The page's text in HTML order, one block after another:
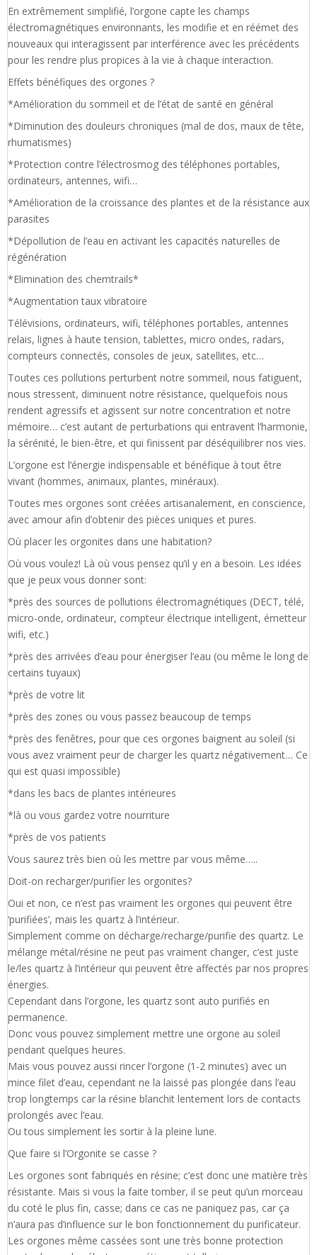
En extrêmement simplifié, l’orgone capte les champs
électromagnétiques environnants, les modifie et en réémet des
nouveaux qui interagissent par interférence avec les précédents
pour les rendre plus propices à la vie à chaque interaction.
Effets bénéfiques des orgones ?
*Amélioration du sommeil et de l’état de santé en général
*Diminution des douleurs chroniques (mal de dos, maux de tête,
rhumatismes)
*Protection contre l’électrosmog des téléphones portables,
ordinateurs, antennes, wifi…
*Amélioration de la croissance des plantes et de la résistance aux
parasites
*Dépollution de l’eau en activant les capacités naturelles de
régénération
*Elimination des chemtrails*
*Augmentation taux vibratoire
Télévisions, ordinateurs, wifi, téléphones portables, antennes
relais, lignes à haute tension, tablettes, micro ondes, radars,
compteurs connectés, consoles de jeux, satellites, etc…
Toutes ces pollutions perturbent notre sommeil, nous fatiguent,
nous stressent, diminuent notre résistance, quelquefois nous
rendent agressifs et agissent sur notre concentration et notre
mémoire… c’est autant de perturbations qui entravent l’harmonie,
la sérénité, le bien-être, et qui finissent par déséquilibrer nos vies.
L’orgone est l‘énergie indispensable et bénéfique à tout être
vivant (hommes, animaux, plantes, minéraux).
Toutes mes orgones sont créées artisanalement, en conscience,
avec amour afin d’obtenir des pièces uniques et pures.
Où placer les orgonites dans une habitation?
Où vous voulez! Là où vous pensez qu’il y en a besoin. Les idées
que je peux vous donner sont:
*près des sources de pollutions électromagnétiques (DECT, télé,
micro-onde, ordinateur, compteur électrique intelligent, émetteur
wifi, etc.)
*près des arrivées d’eau pour énergiser l’eau (ou même le long de
certains tuyaux)
*près de votre lit
*près des zones ou vous passez beaucoup de temps
*près des fenêtres, pour que ces orgones baignent au soleil (si
vous avez vraiment peur de charger les quartz négativement… Ce
qui est quasi impossible)
*dans les bacs de plantes intérieures
*là ou vous gardez votre nourriture
*près de vos patients
Vous saurez très bien où les mettre par vous même…..
Doit-on recharger/purifier les orgonites?
Oui et non, ce n’est pas vraiment les orgones qui peuvent être
‘purifiées’, mais les quartz à l’intérieur.
Simplement comme on décharge/recharge/purifie des quartz. Le
mélange métal/résine ne peut pas vraiment changer, c’est juste
le/les quartz à l’intérieur qui peuvent être affectés par nos propres
énergies.
Cependant dans l’orgone, les quartz sont auto purifiés en
permanence.
Donc vous pouvez simplement mettre une orgone au soleil
pendant quelques heures.
Mais vous pouvez aussi rincer l’orgone (1-2 minutes) avec un
mince filet d’eau, cependant ne la laissé pas plongée dans l’eau
trop longtemps car la résine blanchit lentement lors de contacts
prolongés avec l’eau.
Ou tous simplement les sortir à la pleine lune.
Que faire si l’Orgonite se casse ?
Les orgones sont fabriqués en résine; c’est donc une matière très
résistante. Mais si vous la faite tomber, il se peut qu’un morceau
du coté le plus fin, casse; dans ce cas ne paniquez pas, car ça
n’aura pas d’influence sur le bon fonctionnement du purificateur.
Les orgones même cassées sont une très bonne protection